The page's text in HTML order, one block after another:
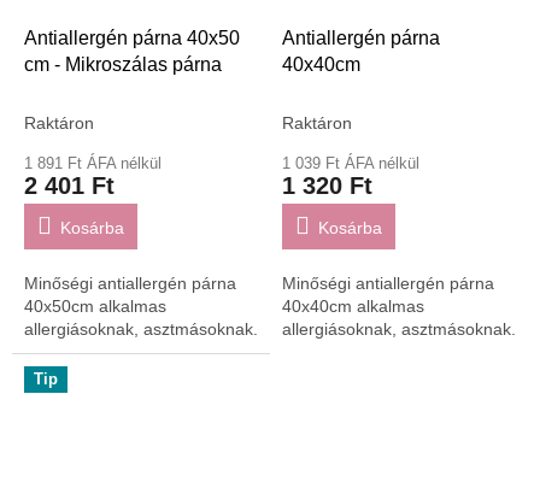
Antiallergén párna 40x50
cm - Mikroszálas párna
Raktáron
1 891 Ft ÁFA nélkül
2 401 Ft
Kosárba
Minőségi antiallergén párna
40x50cm alkalmas
allergiásoknak, asztmásoknak.
Antiallergén párna
40x40cm
Raktáron
1 039 Ft ÁFA nélkül
1 320 Ft
Kosárba
Minőségi antiallergén párna
40x40cm alkalmas
allergiásoknak, asztmásoknak.
Tip